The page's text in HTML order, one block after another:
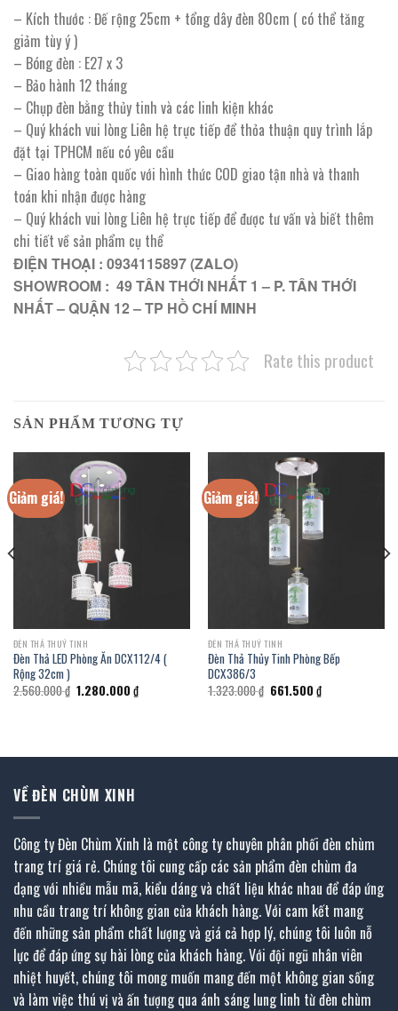
– Kích thước : Đế rộng 25cm + tổng dây đèn 80cm ( có thể tăng
giảm tùy ý )
– Bóng đèn : E27 x 3
– Bảo hành 12 tháng
– Chụp đèn bằng thủy tinh và các linh kiện khác
– Quý khách vui lòng Liên hệ trực tiếp để thỏa thuận quy trình lắp
đặt tại TPHCM nếu có yêu cầu
– Giao hàng toàn quốc với hình thức COD giao tận nhà và thanh
toán khi nhận được hàng
– Quý khách vui lòng Liên hệ trực tiếp để được tư vấn và biết thêm
chi tiết về sản phẩm cụ thể
ĐIỆN THOẠI : 0934115897 (ZALO)
SHOWROOM : 49 TÂN THỚI NHẤT 1 – P. TÂN THỚI
NHẤT – QUẬN 12 – TP HỒ CHÍ MINH
Rate this product
SẢN PHẨM TƯƠNG TỰ
Giảm giá!
ĐÈN THẢ THUỶ TINH
Đèn Thả LED Phòng Ăn DCX112/4 (
Rộng 32cm )
2.560.000₫ Giá
gốc
1.280.000 ₫Giá
hiện
Giảm giá!
ĐÈN THẢ THUỶ TINH
Đèn Thả Thủy Tinh Phòng Bếp
DCX386/3
1.323.000₫ Giá
gốc
661.500 ₫Giá
hiện
VỀ ĐÈN CHÙM XINH
Công ty Đèn Chùm Xinh là một công ty chuyên phân phối đèn chùm
trang trí giá rẻ. Chúng tôi cung cấp các sản phẩm đèn chùm đa
dạng với nhiều mẫu mã, kiểu dáng và chất liệu khác nhau để đáp ứng
nhu cầu trang trí không gian của khách hàng. Với cam kết mang
đến những sản phẩm chất lượng và giá cả hợp lý, chúng tôi luôn nỗ
lực để đáp ứng sự hài lòng của khách hàng. Với đội ngũ nhân viên
nhiệt huyết, chúng tôi mong muốn mang đến một không gian sống
và làm việc thú vị và ấn tượng qua ánh sáng lung linh từ đèn chùm